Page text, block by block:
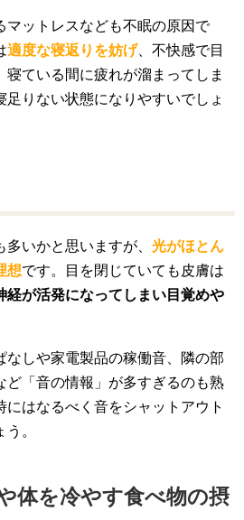
マットレスなども不眠の原因で
適度な寝返りを妨げ、不快感で目
ている間に疲れが溜まってしま
足りない状態になりやすいでしょ
いかと思いますが、 光がほとん
想です。目を閉じていても皮膚は
経が活発になってしまい目覚めや
なしや家電製品の稼働音、隣の部
ど「音の情報」が多すぎるのも熟
にはなるべく音をシャットアウト
。
体を冷やす食べ物の摂